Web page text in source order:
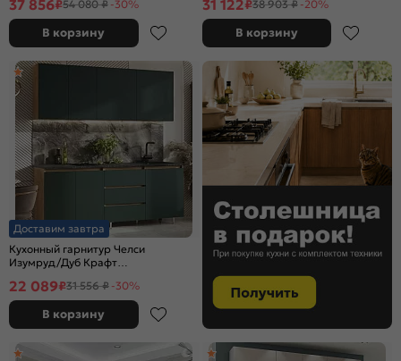
37 856₽54 080 ₽ -30%
В корзину
31 122₽38 903 ₽ -20%
В корзину
Доставим завтра
Кухонный гарнитур Челси
Изумруд/Дуб Крафт
22 089₽31 556 ₽ -30%
В корзину